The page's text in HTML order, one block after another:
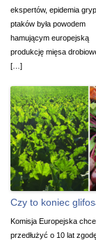
ekspertów, epidemia
ptaków była powodem
hamującym europejską
produkcję mięsa
[…]
Czy to koniec
Komisja Europejska chce
przedłużyć o 10 lat